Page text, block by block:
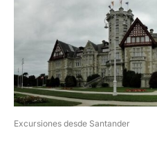
Excursiones desde Santander